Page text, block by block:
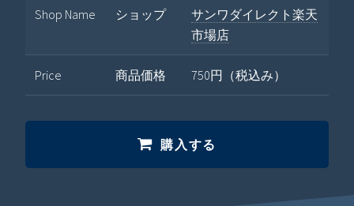
Shop Name ショップ
サンワダイレクト楽天
市場店
Price 商品価格 750円（税込み）
購入する